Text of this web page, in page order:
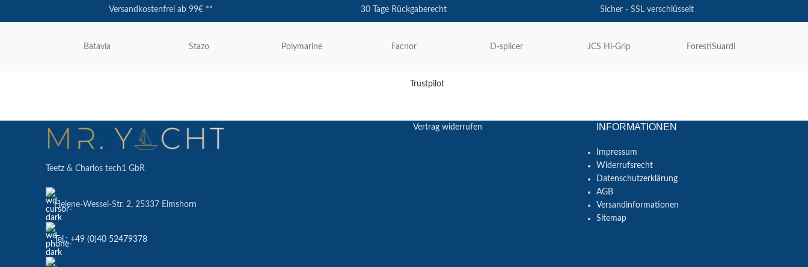
Versandkostenfrei ab 99€ ** 30 Tage Rückgaberecht Sicher - SSL verschlüsselt
Batavia Stazo Polymarine Facnor D-splicer JCS Hi-Grip ForestiSuardi
Trustpilot
Teetz & Charlos tech1 GbR
Helene-Wessel-Str. 2, 25337 Elmshorn
Tel.: +49 (0)40 52479378
Vertrag widerrufen INFORMATIONEN
Impressum
Widerrufsrecht
Datenschutzerklärung
AGB
Versandinformationen
Sitemap